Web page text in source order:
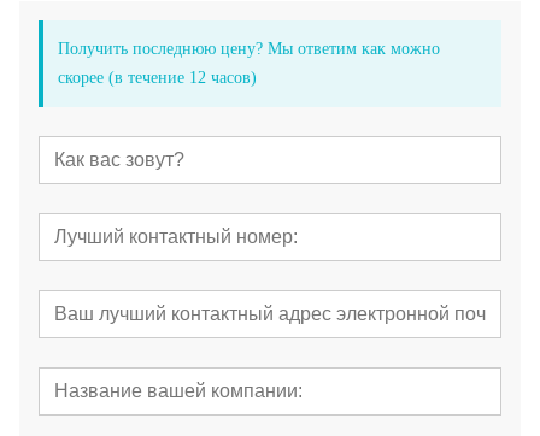
Получить последнюю цену? Мы ответим как можно
скорее (в течение 12 часов)